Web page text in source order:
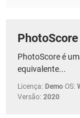
PhotoScore
PhotoScore é
equivalente...
Licença: Demo OS:
Versão: 2020